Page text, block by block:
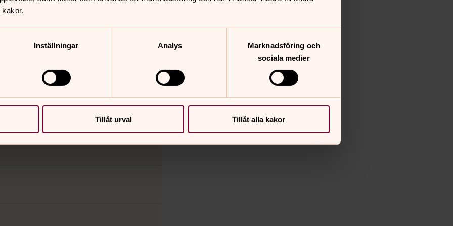
Inställningar Analys
Marknadsföring och
sociala medier
Tillåt urval Tillåt alla kakor
biologisk mångfald.
kulturgravar